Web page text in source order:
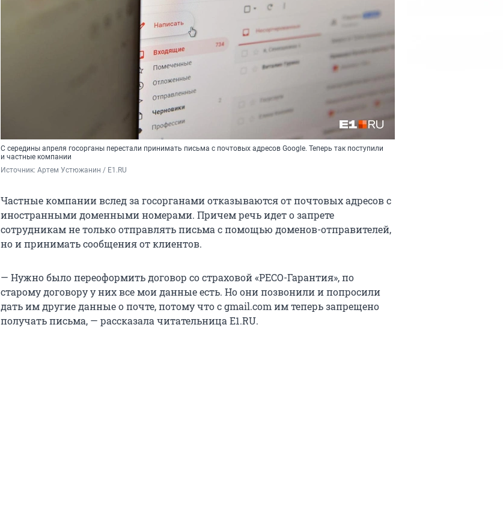
С середины апреля госорганы перестали принимать письма с почтовых адресов Google. Теперь так поступили
и частные компании
Источник: Артем Устюжанин / E1.RU
Частные компании вслед за госорганами отказываются от почтовых адресов с
иностранными доменными номерами. Причем речь идет о запрете
сотрудникам не только отправлять письма с помощью доменов-отправителей,
но и принимать сообщения от клиентов.
— Нужно было переоформить договор со страховой «РЕСО-Гарантия», по
старому договору у них все мои данные есть. Но они позвонили и попросили
дать им другие данные о почте, потому что с gmail.com им теперь запрещено
получать письма, — рассказала читательница E1.RU.